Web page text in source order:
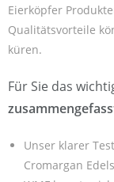
Eierköpfer
Qualitätsvorteile
küren.
Für Sie das
Unser klarer
Cromargan